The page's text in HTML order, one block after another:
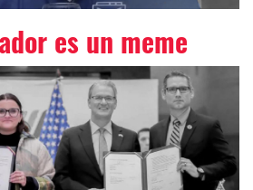
es un meme